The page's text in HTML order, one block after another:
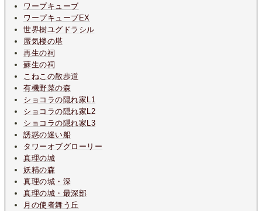
ワープキューブ
ワープキューブEX
世界樹ユグドラシル
蜃気楼の塔
再生の祠
蘇生の祠
こねこの散歩道
有機野菜の森
ショコラの隠れ家L1
ショコラの隠れ家L2
ショコラの隠れ家L3
誘惑の迷い船
タワーオブグローリー
真理の城
妖精の森
真理の城・深
真理の城・最深部
月の使者舞う丘